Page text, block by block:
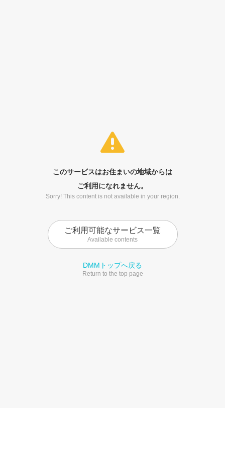
このサービスはお住まいの地域からは
ご利用になれません。
Sorry! This content is not available in your region.
ご利用可能なサービス一覧
Available contents
DMMトップへ戻る
Return to the top page